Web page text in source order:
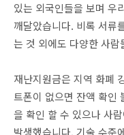
있는 외국인들을 보며 우
깨달았습니다. 비록 서류
는 것 외에도 다양한 사
재난지원금은 지역 화폐
트폰이 없으면 잔액 확인
을 확인 할 수 있으나 사
발생했습니다. 기술 수준